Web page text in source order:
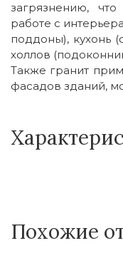
загрязнению,
работе с
поддоны), кухонь
холлов
Также гранит
фасадов зданий,
Похожие